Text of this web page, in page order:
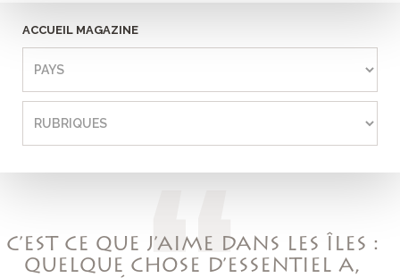
ACCUEIL MAGAZINE
C’EST CE QUE J’AIME DANS LES ÎLES :
QUELQUE CHOSE D’ESSENTIEL A,